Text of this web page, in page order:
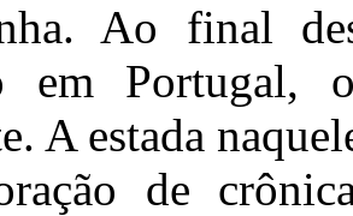
Ao final
em Portugal,
A estada
de